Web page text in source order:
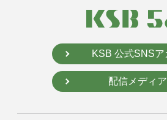
KSB 公式SNSア
配信メディ